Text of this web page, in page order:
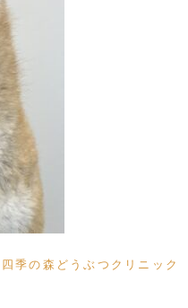
四季の森どうぶつクリニック